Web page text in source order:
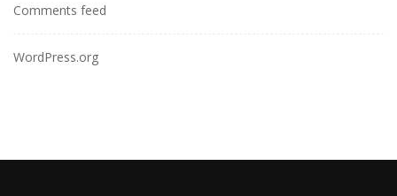
Comments feed
WordPress.org